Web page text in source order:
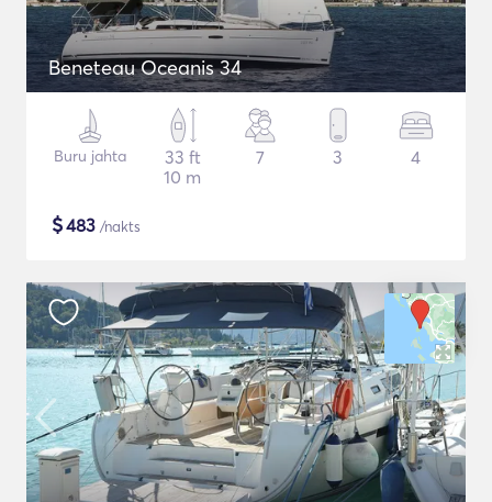
Beneteau Oceanis 34
Buru jahta
33 ft
10 m
7 3 4
$483 /nakts